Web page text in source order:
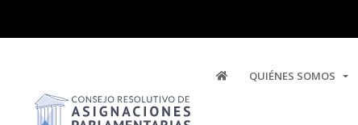
QUIÉNES SOMOS